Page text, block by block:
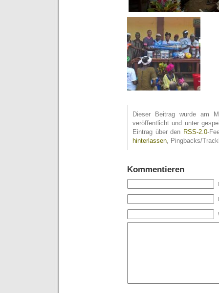
Dieser Beitrag wurde am
veröffentlicht und unter
Eintrag über den RSS-2.0-
hinterlassen, Pingbacks/
Kommentieren